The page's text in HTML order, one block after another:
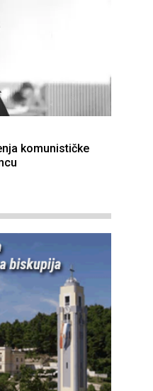
komunističke